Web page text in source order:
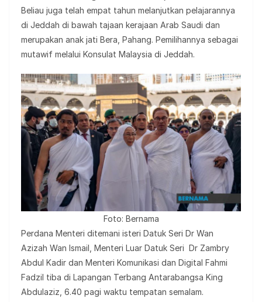
Beliau juga telah empat tahun melanjutkan pelajarannya
di Jeddah di bawah tajaan kerajaan Arab Saudi dan
merupakan anak jati Bera, Pahang. Pemilihannya sebagai
mutawif melalui Konsulat Malaysia di Jeddah.
Foto: Bernama
Perdana Menteri ditemani isteri Datuk Seri Dr Wan
Azizah Wan Ismail, Menteri Luar Datuk Seri Dr Zambry
Abdul Kadir dan Menteri Komunikasi dan Digital Fahmi
Fadzil tiba di Lapangan Terbang Antarabangsa King
Abdulaziz, 6.40 pagi waktu tempatan semalam.